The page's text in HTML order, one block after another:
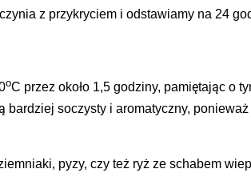
z przykryciem i odstawiamy na 24
oC przez około 1,5 godziny, pamiętając o
bardziej soczysty i aromatyczny, ponieważ
pyzy, czy też ryż ze schabem